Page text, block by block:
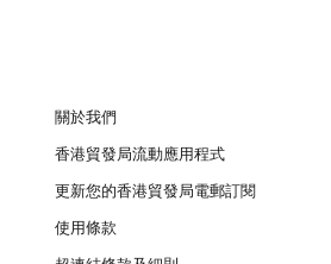
關於我們
香港貿發局流動應用程式
更新您的香港貿發局電郵訂閱
使用條款